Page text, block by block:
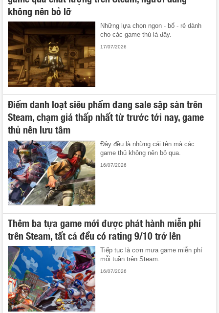
không nên bỏ lỡ
Những lựa chọn ngon - bổ - rẻ dành
cho các game thủ là đây.
17/07/2026
Điểm danh loạt siêu phẩm đang sale sập sàn trên
Steam, chạm giá thấp nhất từ trước tới nay, game
thủ nên lưu tâm
Đây đều là những cái tên mà các
game thủ không nên bỏ qua.
16/07/2026
Thêm ba tựa game mới được phát hành miễn phí
trên Steam, tất cả đều có rating 9/10 trở lên
Tiếp tục là cơn mưa game miễn phí
mỗi tuần trên Steam.
16/07/2026